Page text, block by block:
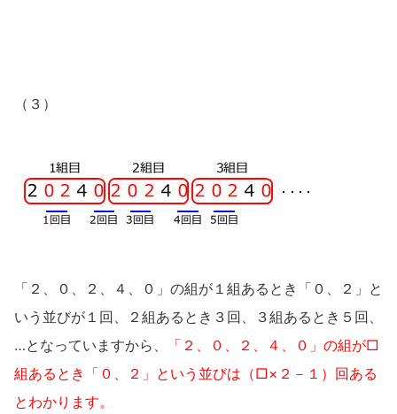
（３）
「２、０、２、４、０」の組が１組あるとき「０、２」と
いう並びが１回、２組あるとき３回、３組あるとき５回、
…となっていますから、
「２、０、２、４、０」の組が□
組あるとき「０、２」という並びは（□×２－１）回ある
とわかります。